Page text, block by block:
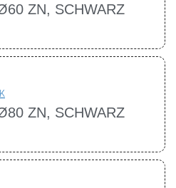
ZN, SCHWARZ
ZN, SCHWARZ